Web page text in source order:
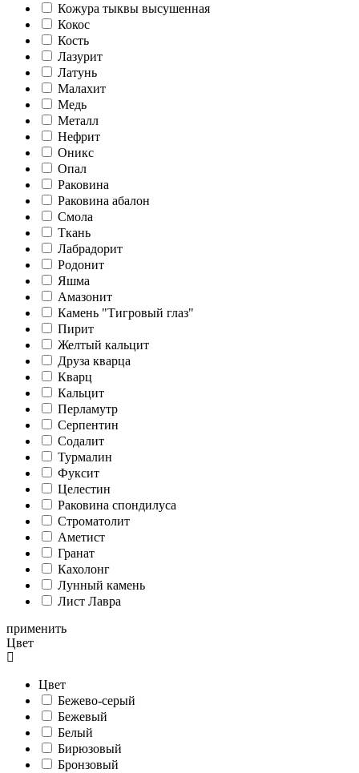
Кожура тыквы высушенная
Кокос
Кость
Лазурит
Латунь
Малахит
Медь
Металл
Нефрит
Оникс
Опал
Раковина
Раковина абалон
Смола
Ткань
Лабрадорит
Родонит
Яшма
Амазонит
Камень "Тигровый глаз"
Пирит
Желтый кальцит
Друза кварца
Кварц
Кальцит
Перламутр
Серпентин
Содалит
Турмалин
Фуксит
Целестин
Раковина спондилуса
Cтроматолит
Аметист
Гранат
Кахолонг
Лунный камень
Лист Лавра
применить
Цвет
Цвет
Бежево-серый
Бежевый
Белый
Бирюзовый
Бронзовый